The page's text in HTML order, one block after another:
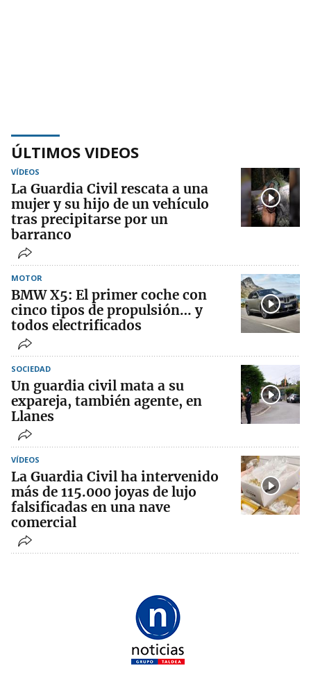
ÚLTIMOS VIDEOS
VÍDEOS
La Guardia Civil rescata a una
mujer y su hijo de un vehículo
tras precipitarse por un
barranco
MOTOR
BMW X5: El primer coche con
cinco tipos de propulsión… y
todos electrificados
SOCIEDAD
Un guardia civil mata a su
expareja, también agente, en
Llanes
VÍDEOS
La Guardia Civil ha intervenido
más de 115.000 joyas de lujo
falsificadas en una nave
comercial